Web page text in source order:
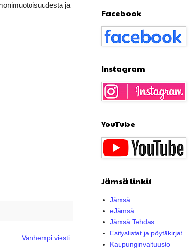
ja
Vanhempi viesti
Facebook
Instagram
YouTube
Jämsä linkit
Jämsä
eJämsä
Jämsä Tehdas
Esityslistat ja pöytäkirjat
Kaupunginvaltuusto